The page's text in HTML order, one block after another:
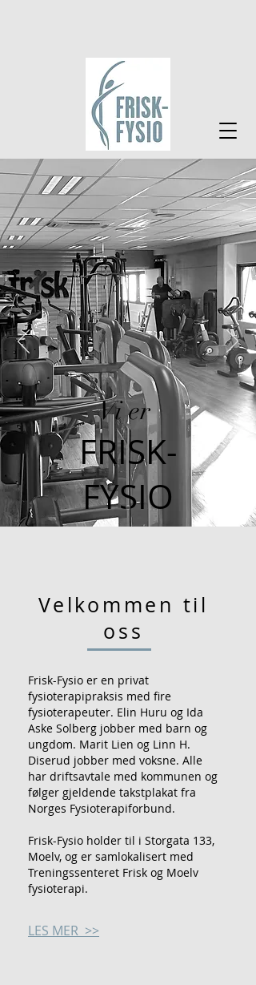
Vi er
FRISK-
FYSIO
Velkommen til
oss
Frisk-Fysio er en privat
fysioterapipraksis med fire
fysioterapeuter. Elin Huru og Ida
Aske Solberg jobber med barn og
ungdom. Marit Lien og Linn H.
Diserud jobber med voksne. Alle
har driftsavtale med kommunen og
følger gjeldende takstplakat fra
Norges Fysioterapiforbund.
Frisk-Fysio holder til i Storgata 133,
Moelv, og er samlokalisert med
Treningssenteret Frisk og Moelv
fysioterapi.
LES MER >>